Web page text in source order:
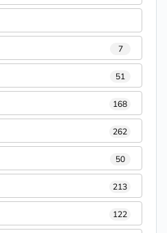
7
51
168
262
50
213
122